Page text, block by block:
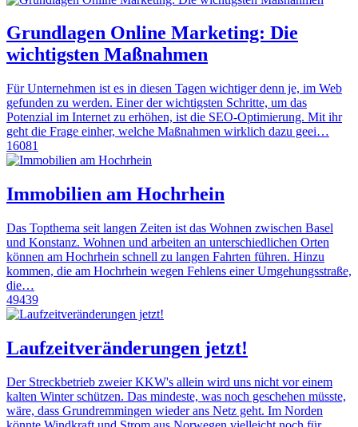
Grundlagen Online Marketing: Die
wichtigsten Maßnahmen
Für Unternehmen ist es in diesen Tagen wichtiger denn je, im Web
gefunden zu werden. Einer der wichtigsten Schritte, um das
Potenzial im Internet zu erhöhen, ist die SEO-Optimierung. Mit ihr
geht die Frage einher, welche Maßnahmen wirklich dazu geei…
16081
Immobilien am Hochrhein
Das Topthema seit langen Zeiten ist das Wohnen zwischen Basel
und Konstanz. Wohnen und arbeiten an unterschiedlichen Orten
können am Hochrhein schnell zu langen Fahrten führen. Hinzu
kommen, die am Hochrhein wegen Fehlens einer Umgehungsstraße,
die…
49439
Laufzeitveränderungen jetzt!
Der Streckbetrieb zweier KKW's allein wird uns nicht vor einem
kalten Winter schützen. Das mindeste, was noch geschehen müsste,
wäre, dass Grundremmingen wieder ans Netz geht. Im Norden